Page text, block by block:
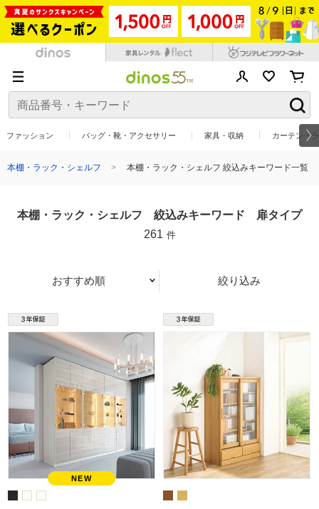
ファッション バッグ・靴・アクセサリー 家具・収納 カーテン・
本棚・ラック・シェルフ 本棚・ラック・シェルフ 絞込みキーワード一覧
本棚・ラック・シェルフ 絞込みキーワード 扉タイプ
261 件
おすすめ順 絞り込み